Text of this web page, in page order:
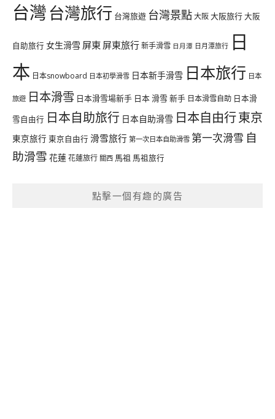
台灣台灣旅行 台灣旅遊 台灣景點大阪大阪旅行大阪
自助旅行 女生滑雪 屏東 屏東旅行新手滑雪 日月潭 日月潭旅行 日
本 日本snowboard 日本初學滑雪 日本新手滑雪 日本旅行 日本
旅遊 日本滑雪 日本滑雪場新手 日本 滑雪 新手 日本滑雪自助 日本滑
雪自由行 日本自助旅行 日本自助滑雪 日本自由行東京
東京旅行 東京自由行 滑雪旅行 第一次日本自助滑雪 第一次滑雪 自
助滑雪 花蓮花蓮旅行 關西 馬祖 馬祖旅行
點擊一個有趣的廣告